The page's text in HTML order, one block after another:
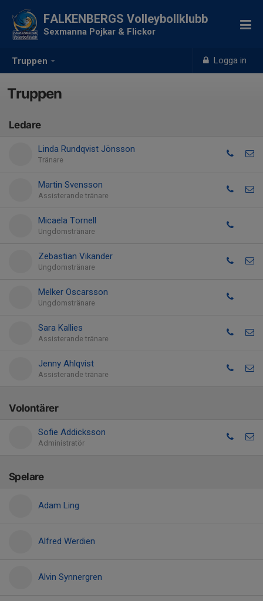
Truppen Logga in
FALKENBERGS Volleybollklubb
Sexmanna Pojkar & Flickor
Truppen
Ledare
Linda Rundqvist Jönsson
Tränare
Martin Svensson
Assisterande tränare
Micaela Tornell
Ungdomstränare
Zebastian Vikander
Ungdomstränare
Melker Oscarsson
Ungdomstränare
Sara Kallies
Assisterande tränare
Jenny Ahlqvist
Assisterande tränare
Volontärer
Sofie Addicksson
Administratör
Spelare
Adam Ling
Alfred Werdien
Alvin Synnergren